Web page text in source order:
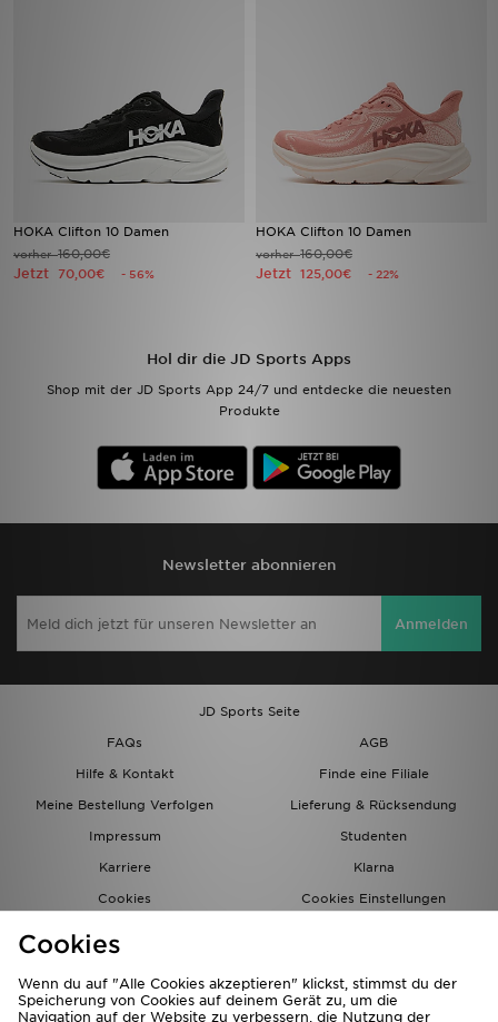
HOKA Clifton 10 Damen
vorher160,00€
Jetzt 70,00€ - 56%
HOKA Clifton 10 Damen
vorher160,00€
Jetzt 125,00€ - 22%
Hol dir die JD Sports Apps
Shop mit der JD Sports App 24/7 und entdecke die neuesten
Produkte
Newsletter abonnieren
Anmelden
JD Sports Seite
FAQs
AGB
Hilfe & Kontakt
Finde eine Filiale
Meine Bestellung Verfolgen
Lieferung & Rücksendung
Impressum
Studenten
Karriere
Klarna
Cookies
Cookies Einstellungen
Mein JD
Hilfe & Kontakt
Geschenkgutschein
Studenten
Cookies
Wenn du auf "Alle Cookies akzeptieren" klickst, stimmst du der
Speicherung von Cookies auf deinem Gerät zu, um die
Navigation auf der Website zu verbessern, die Nutzung der